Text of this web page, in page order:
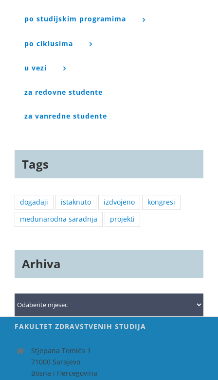
po studijskim programima
po ciklusima
u vezi
za redovne studente
za vanredne studente
Tags
događaji istaknuto izdvojeno
kongresi
međunarodna saradnja
projekti
Arhiva
Arhiva
FAKULTET ZDRAVSTVENIH STUDIJA
Stjepana Tomića 1
71000 Sarajevo
Bosna i Hercegovina